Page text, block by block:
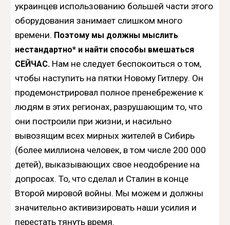
украинцев использованию большей части этого
оборудования занимает слишком много
времени. Поэтому мы должны мыслить
нестандартно* и найти способы вмешаться
СЕЙЧАС. Нам не следует беспокоиться о том,
чтобы наступить на пятки Новому Гитлеру. Он
продемонстрировал полное пренебрежение к
людям в этих регионах, разрушающим то, что
они построили при жизни, и насильно
вывозящим всех мирных жителей в Сибирь
(более миллиона человек, в том числе 200 000
детей), выказывающих свое неодобрение на
допросах. То, что сделал и Сталин в конце
Второй мировой войны. Мы можем и должны
значительно активизировать наши усилия и
перестать тянуть время.